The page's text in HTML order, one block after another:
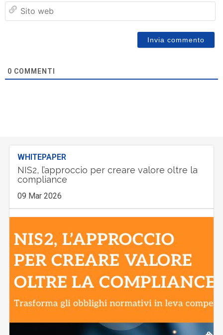
0 COMMENTI
WHITEPAPER
NIS2, l’approccio per creare valore oltre la
compliance
09 Mar 2026